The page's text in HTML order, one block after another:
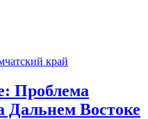
край
Проблема
Дальнем Востоке